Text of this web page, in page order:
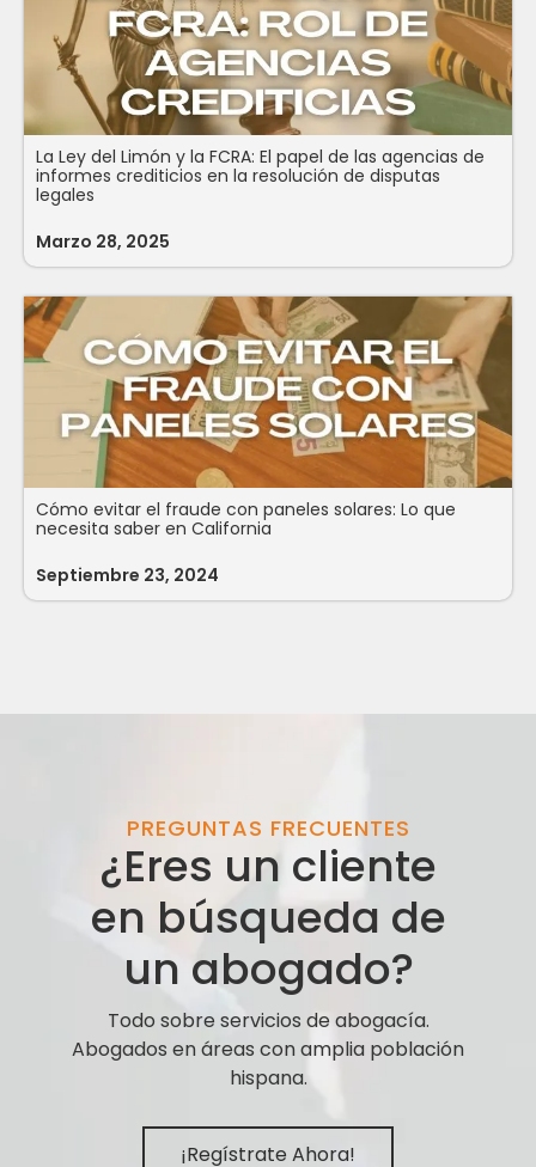
La Ley del Limón y la FCRA: El papel de las agencias de
informes crediticios en la resolución de disputas
legales
Marzo 28, 2025
Cómo evitar el fraude con paneles solares: Lo que
necesita saber en California
Septiembre 23, 2024
PREGUNTAS FRECUENTES
¿Eres un cliente
en búsqueda de
un abogado?
Todo sobre servicios de abogacía.
Abogados en áreas con amplia población
hispana.
¡Regístrate Ahora!